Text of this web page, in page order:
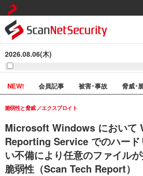
2026.08.06(木)
NEW! 会員記事 被害･事故 脅威･
Microsoft Windows において
Reporting Service でのハード
い不備により任意のファイル
脆弱性（Scan Tech Report）
脆弱性と脅威 エクスプロイト